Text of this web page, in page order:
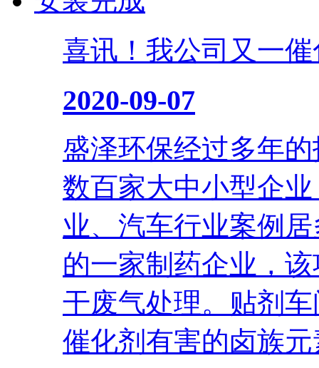
喜讯！我公司又一
2020-09-07
盛泽环保经过多年
数百家大中小型企
业、汽车行业案例
的一家制药企业，
干废气处理。贴剂
催化剂有害的卤族